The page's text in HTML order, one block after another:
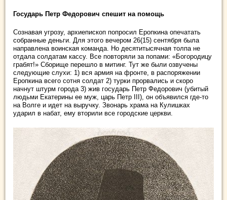
Государь Петр Федорович спешит на помощь
Сознавая угрозу, архиепископ попросил Еропкина опечатать
собранные деньги. Для этого вечером 26(15) сентября была
направлена воинская команда. Но десятитысячная толпа не
отдала солдатам кассу. Все повторяли за попами: «Богородицу
грабят!» Сборище перешло в митинг. Тут же были озвучены
следующие слухи: 1) вся армия на фронте, в распоряжении
Еропкина всего сотня солдат 2) турки прорвались и скоро
начнут штурм города 3) жив государь Петр Федорович (убитый
людьми Екатерины ее муж, царь Петр III), он объявился где-то
на Волге и идет на выручку. Звонарь храма на Кулишках
ударил в набат, ему вторили все городские церкви.